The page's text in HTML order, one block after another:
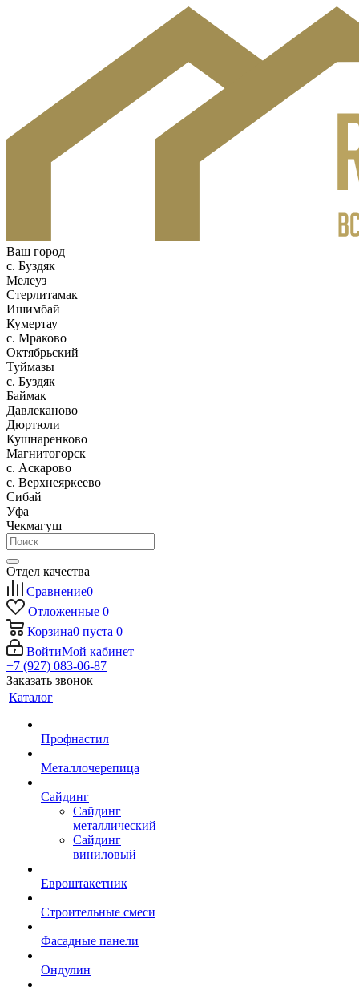
Ваш город
c. Буздяк
Мелеуз
Стерлитамак
Ишимбай
Кумертау
c. Мраково
Октябрьский
Туймазы
c. Буздяк
Баймак
Давлеканово
Дюртюли
Кушнаренково
Магнитогорск
с. Аскарово
с. Верхнеяркеево
Сибай
Уфа
Чекмагуш
Отдел качества
Сравнение0
Отложенные 0
Корзина0 пуста 0
ВойтиМой кабинет
+7 (927) 083-06-87
Заказать звонок
Каталог
Профнастил
Металлочерепица
Сайдинг
Сайдинг
металлический
Сайдинг
виниловый
Евроштакетник
Строительные смеси
Фасадные панели
Ондулин